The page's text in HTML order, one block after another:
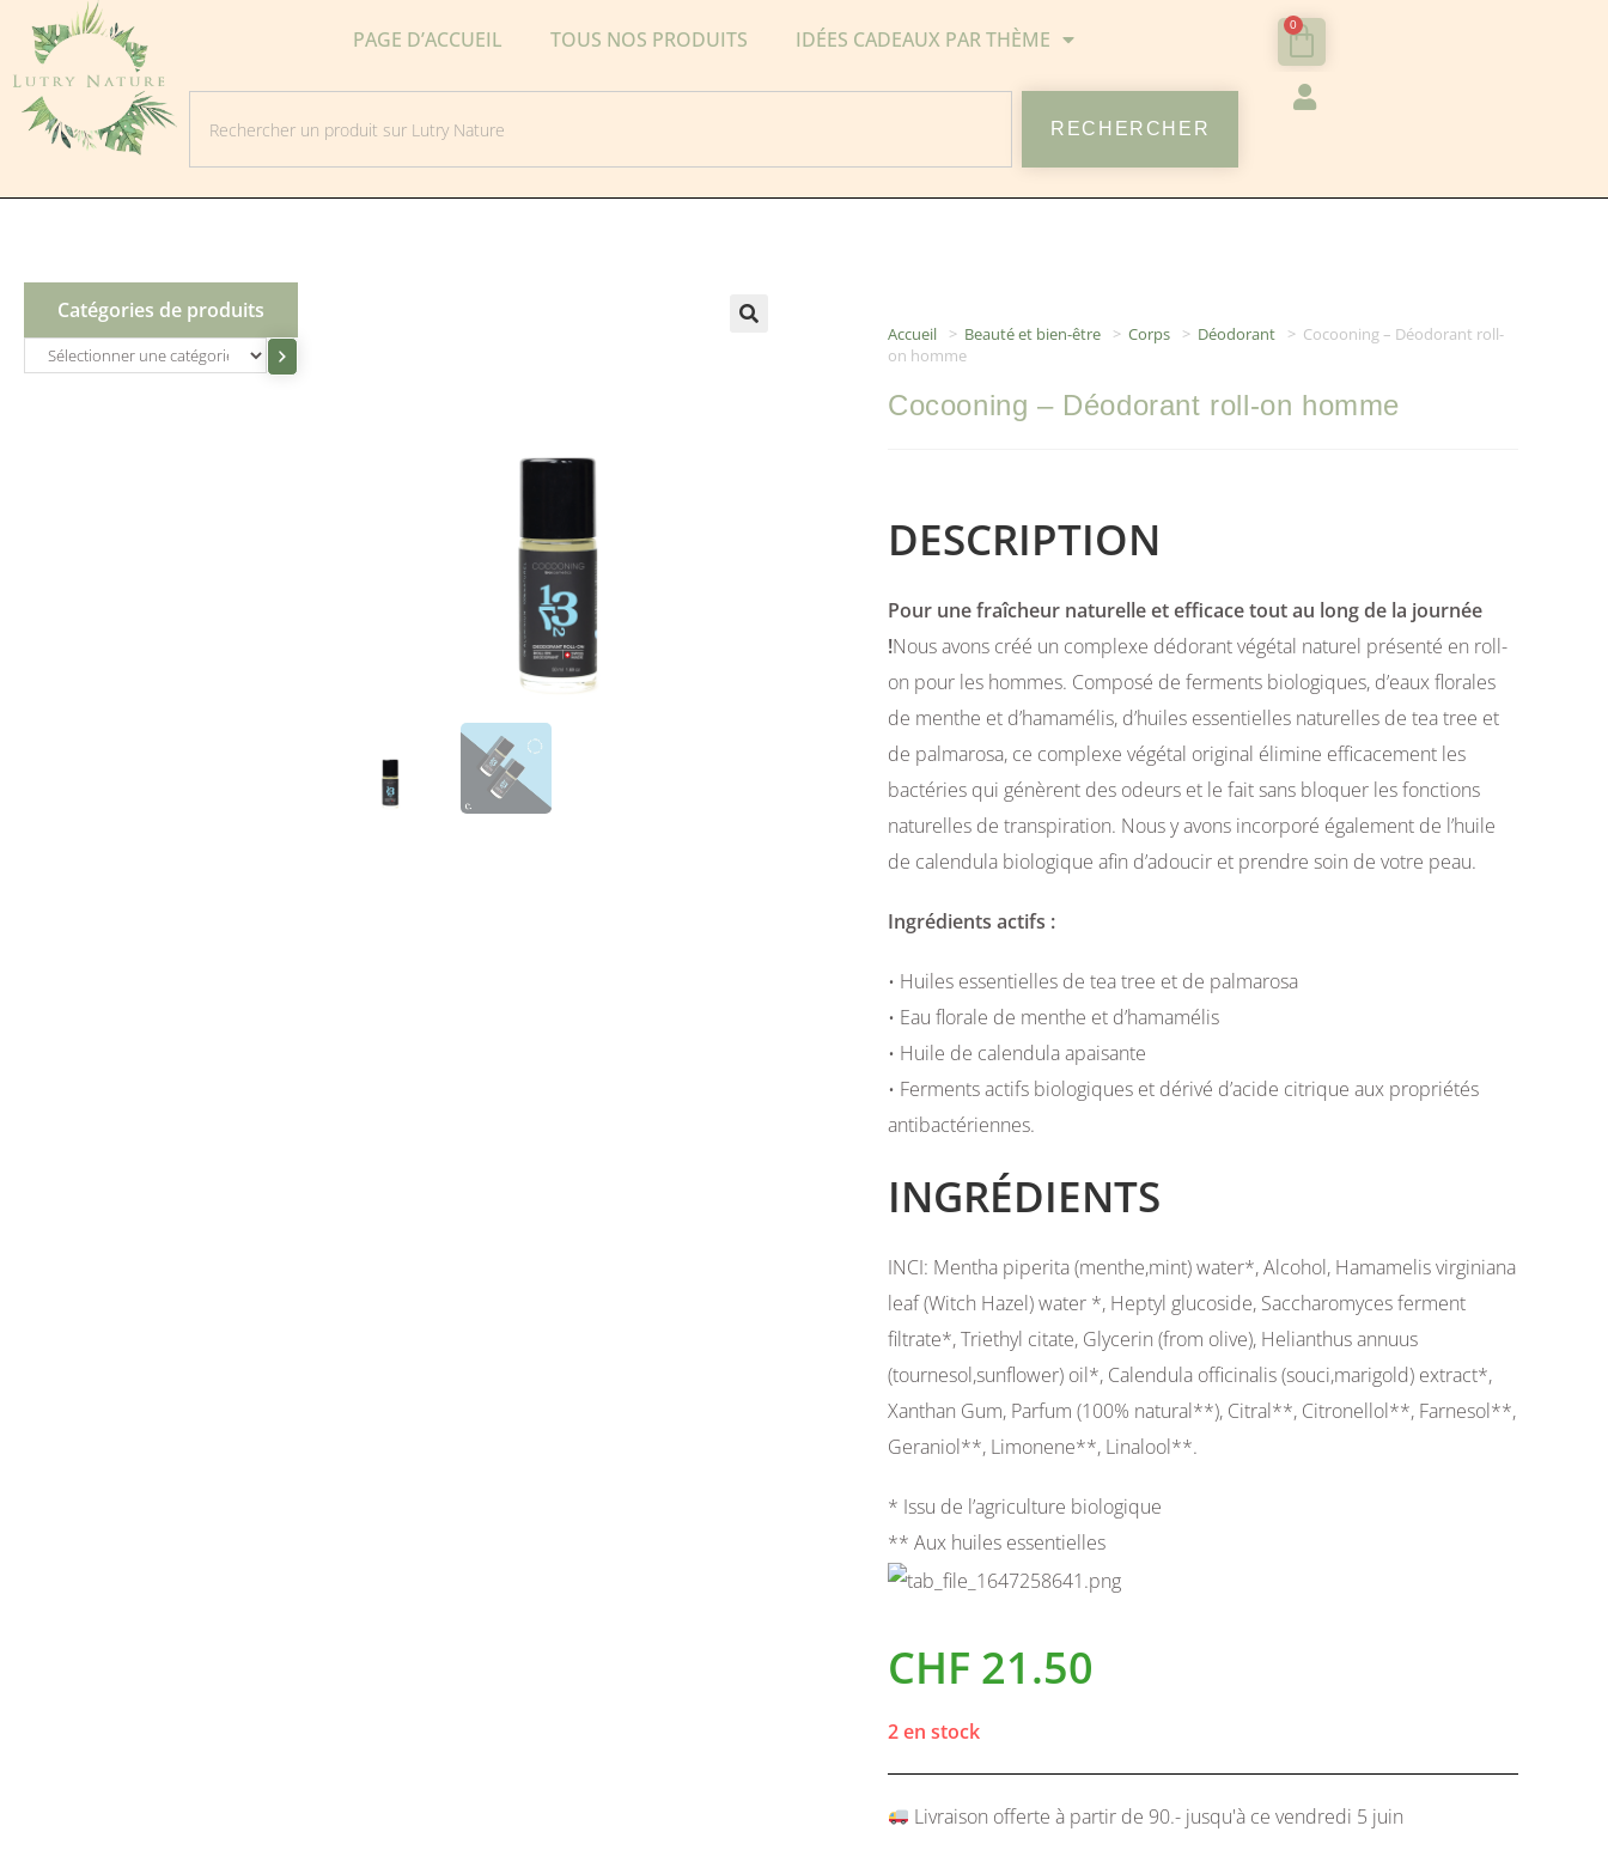
PAGE D’ACCUEIL TOUS NOS PRODUITS IDÉES CADEAUX PAR THÈME
RECHERCHER
0
Catégories de produits
Accueil > Beauté et bien-être > Corps > Déodorant > Cocooning – Déodorant roll-
on homme
Cocooning – Déodorant roll-on homme
DESCRIPTION
Pour une fraîcheur naturelle et efficace tout au long de la journée
!Nous avons créé un complexe dédorant végétal naturel présenté en roll-
on pour les hommes. Composé de ferments biologiques, d’eaux florales
de menthe et d’hamamélis, d’huiles essentielles naturelles de tea tree et
de palmarosa, ce complexe végétal original élimine efficacement les
bactéries qui génèrent des odeurs et le fait sans bloquer les fonctions
naturelles de transpiration. Nous y avons incorporé également de l’huile
de calendula biologique afin d’adoucir et prendre soin de votre peau.
Ingrédients actifs :
• Huiles essentielles de tea tree et de palmarosa
• Eau florale de menthe et d’hamamélis
• Huile de calendula apaisante
• Ferments actifs biologiques et dérivé d’acide citrique aux propriétés
antibactériennes.
INGRÉDIENTS
INCI: Mentha piperita (menthe,mint) water*, Alcohol, Hamamelis virginiana
leaf (Witch Hazel) water *, Heptyl glucoside, Saccharomyces ferment
filtrate*, Triethyl citate, Glycerin (from olive), Helianthus annuus
(tournesol,sunflower) oil*, Calendula officinalis (souci,marigold) extract*,
Xanthan Gum, Parfum (100% natural**), Citral**, Citronellol**, Farnesol**,
Geraniol**, Limonene**, Linalool**.
* Issu de l’agriculture biologique
** Aux huiles essentielles
CHF 21.50
2 en stock
Livraison offerte à partir de 90.- jusqu'à ce vendredi 5 juin